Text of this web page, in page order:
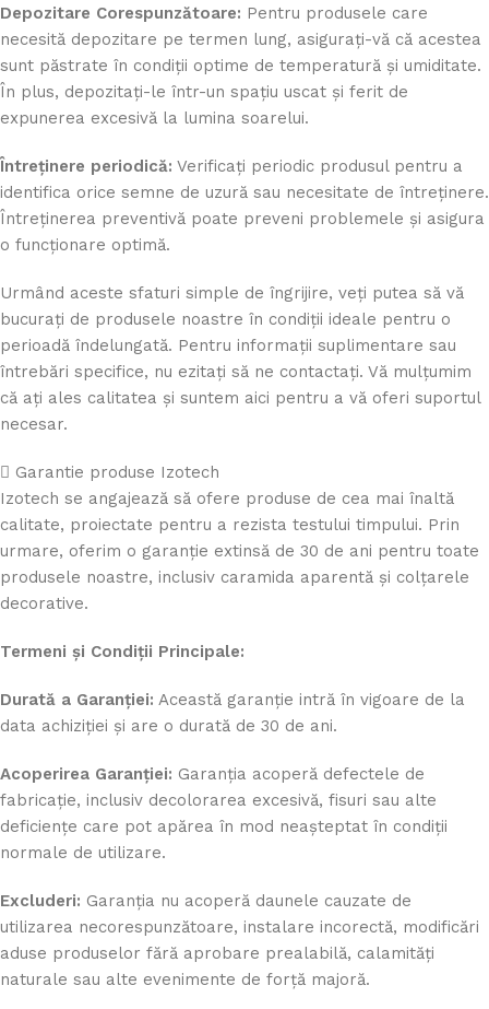
Depozitare Corespunzătoare: Pentru produsele care
necesită depozitare pe termen lung, asigurați-vă că acestea
sunt păstrate în condiții optime de temperatură și umiditate.
În plus, depozitați-le într-un spațiu uscat și ferit de
expunerea excesivă la lumina soarelui.
Întreținere periodică: Verificați periodic produsul pentru a
identifica orice semne de uzură sau necesitate de întreținere.
Întreținerea preventivă poate preveni problemele și asigura
o funcționare optimă.
Urmând aceste sfaturi simple de îngrijire, veți putea să vă
bucurați de produsele noastre în condiții ideale pentru o
perioadă îndelungată. Pentru informații suplimentare sau
întrebări specifice, nu ezitați să ne contactați. Vă mulțumim
că ați ales calitatea și suntem aici pentru a vă oferi suportul
necesar.
Garantie produse Izotech
Izotech se angajează să ofere produse de cea mai înaltă
calitate, proiectate pentru a rezista testului timpului. Prin
urmare, oferim o garanție extinsă de 30 de ani pentru toate
produsele noastre, inclusiv caramida aparentă și colțarele
decorative.
Termeni și Condiții Principale:
Durată a Garanției: Această garanție intră în vigoare de la
data achiziției și are o durată de 30 de ani.
Acoperirea Garanției: Garanția acoperă defectele de
fabricație, inclusiv decolorarea excesivă, fisuri sau alte
deficiențe care pot apărea în mod neașteptat în condiții
normale de utilizare.
Excluderi: Garanția nu acoperă daunele cauzate de
utilizarea necorespunzătoare, instalare incorectă, modificări
aduse produselor fără aprobare prealabilă, calamități
naturale sau alte evenimente de forță majoră.